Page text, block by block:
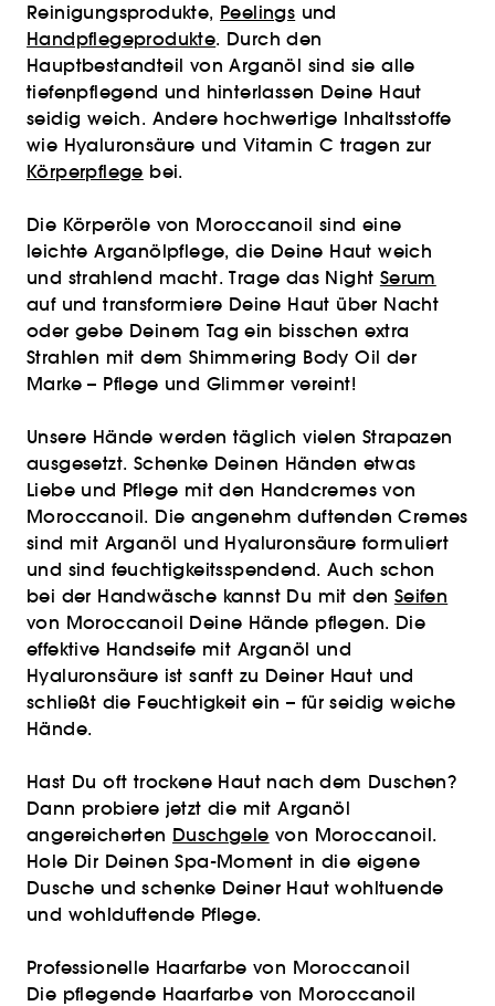
Reinigungsprodukte, Peelings und
Handpflegeprodukte. Durch den
Hauptbestandteil von Arganöl sind sie alle
tiefenpflegend und hinterlassen Deine Haut
seidig weich. Andere hochwertige Inhaltsstoffe
wie Hyaluronsäure und Vitamin C tragen zur
Körperpflege bei.
Die Körperöle von Moroccanoil sind eine
leichte Arganölpflege, die Deine Haut weich
und strahlend macht. Trage das Night Serum
auf und transformiere Deine Haut über Nacht
oder gebe Deinem Tag ein bisschen extra
Strahlen mit dem Shimmering Body Oil der
Marke – Pflege und Glimmer vereint!
Unsere Hände werden täglich vielen Strapazen
ausgesetzt. Schenke Deinen Händen etwas
Liebe und Pflege mit den Handcremes von
Moroccanoil. Die angenehm duftenden Cremes
sind mit Arganöl und Hyaluronsäure formuliert
und sind feuchtigkeitsspendend. Auch schon
bei der Handwäsche kannst Du mit den Seifen
von Moroccanoil Deine Hände pflegen. Die
effektive Handseife mit Arganöl und
Hyaluronsäure ist sanft zu Deiner Haut und
schließt die Feuchtigkeit ein – für seidig weiche
Hände.
Hast Du oft trockene Haut nach dem Duschen?
Dann probiere jetzt die mit Arganöl
angereicherten Duschgele von Moroccanoil.
Hole Dir Deinen Spa-Moment in die eigene
Dusche und schenke Deiner Haut wohltuende
und wohlduftende Pflege.
Professionelle Haarfarbe von Moroccanoil
Die pflegende Haarfarbe von Moroccanoil